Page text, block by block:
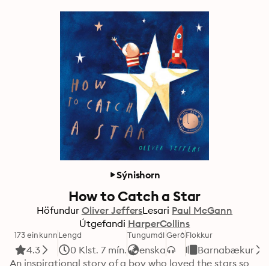
Sýnishorn
How to Catch a Star
Höfundur Oliver JeffersLesari Paul McGann
Útgefandi HarperCollins
173 einkunn
4.3
Lengd
0 Klst. 7 mín.
Tungumál
enska
GerðFlokkur
Barnabækur
An inspirational story of a boy who loved the stars so